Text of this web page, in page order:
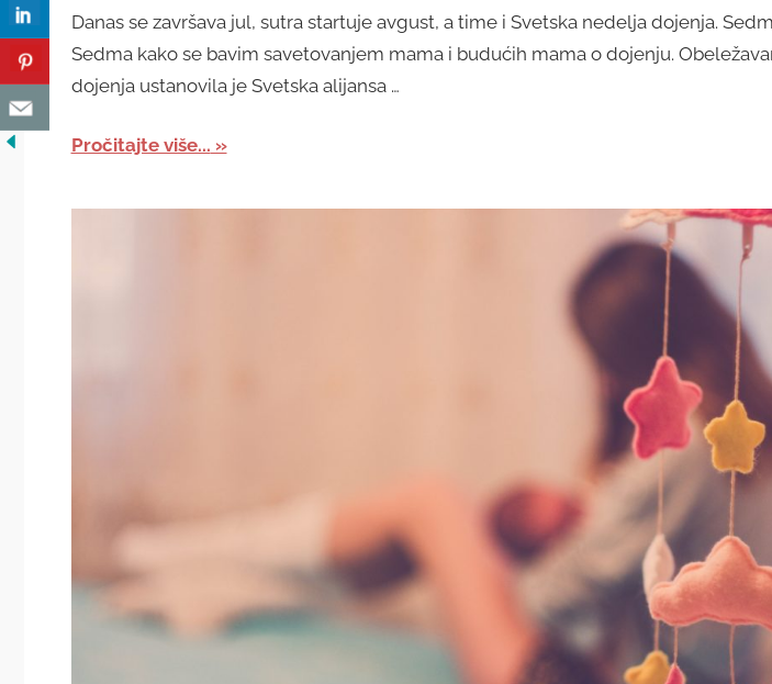
Danas se završava jul, sutra startuje avgust, a time i Svetska nedelja dojenja.
Sedma kako se bavim savetovanjem mama i budućih mama o dojenju.
dojenja ustanovila je Svetska alijansa …
Pročitajte više...